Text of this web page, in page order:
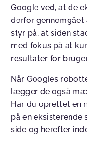
Google ved, at de
derfor gennemgået
styr på, at siden
med fokus på at
resultater for
Når Googles
lægger de også
Har du oprettet en
på en eksisterende
side og herefter